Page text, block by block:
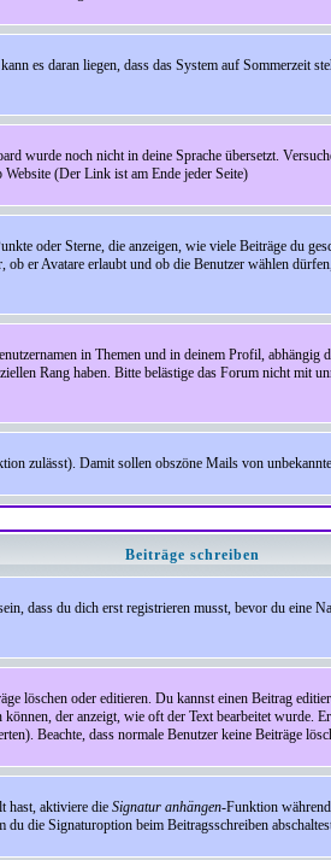
es daran liegen, dass das System auf
wurde noch nicht in deine Sprache übersetzt.
(Der Link ist am Ende jeder Seite)
oder Sterne, die anzeigen, wie viele Beiträge du
er Avatare erlaubt und ob die Benutzer wählen
in Themen und in deinem Profil,
Rang haben. Bitte belästige das Forum nicht
zulässt). Damit sollen obszöne Mails von
Beiträge schreiben
dass du dich erst registrieren musst, bevor du eine
löschen oder editieren. Du kannst einen Beitrag
der anzeigt, wie oft der Text bearbeitet
Beachte, dass normale Benutzer keine Beiträge
hast, aktiviere die Signatur anhängen-Funktion
die Signaturoption beim Beitragsschreiben